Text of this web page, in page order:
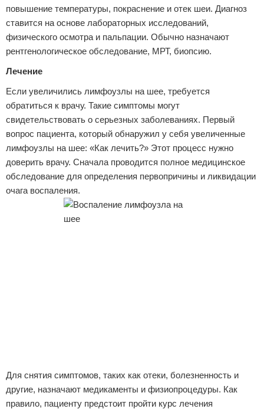
повышение температуры, покраснение и отек шеи. Диагноз
ставится на основе лабораторных исследований,
физического осмотра и пальпации. Обычно назначают
рентгенологическое обследование, МРТ, биопсию.
Лечение
Если увеличились лимфоузлы на шее, требуется
обратиться к врачу. Такие симптомы могут
свидетельствовать о серьезных заболеваниях. Первый
вопрос пациента, который обнаружил у себя увеличенные
лимфоузлы на шее: «Как лечить?» Этот процесс нужно
доверить врачу. Сначала проводится полное медицинское
обследование для определения первопричины и ликвидации
очага воспаления.
Для снятия симптомов, таких как отеки, болезненность и
другие, назначают медикаменты и физиопроцедуры. Как
правило, пациенту предстоит пройти курс лечения